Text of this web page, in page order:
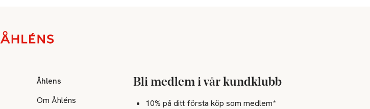
Åhlens
Om Åhléns
Bli medlem i vår kundklubb
10% på ditt första köp som medlem*